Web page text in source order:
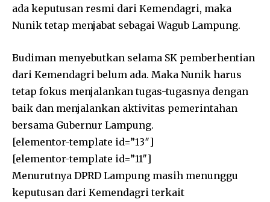
ada keputusan resmi dari Kemendagri, maka
Nunik tetap menjabat sebagai Wagub Lampung.
Budiman menyebutkan selama SK pemberhentian
dari Kemendagri belum ada. Maka Nunik harus
tetap fokus menjalankan tugas-tugasnya dengan
baik dan menjalankan aktivitas pemerintahan
bersama Gubernur Lampung.
[elementor-template id=”13″]
[elementor-template id=”11″]
Menurutnya DPRD Lampung masih menunggu
keputusan dari Kemendagri terkait